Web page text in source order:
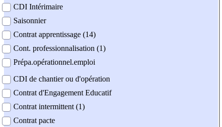
CDI Intérimaire
Saisonnier
Contrat apprentissage (14)
Cont. professionnalisation (1)
Prépa.opérationnel.emploi
CDI de chantier ou d'opération
Contrat d'Engagement Educatif
Contrat intermittent (1)
Contrat pacte